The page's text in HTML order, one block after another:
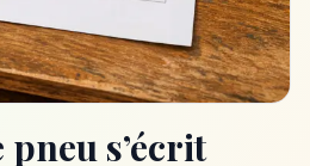
s’écrit